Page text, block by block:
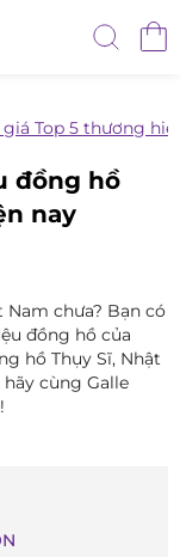
Top 5 thương
đồng hồ
nay
chưa? Bạn có
đồng hồ của
hồ Thụy Sĩ, Nhật
cùng Galle